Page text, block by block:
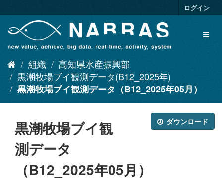
キ
ログイン
組織
高知県水産振興部
黒潮牧場ブイ観測データ(B12_2025年)
黒潮牧場ブイ観測データ（B12_2025年05月）
ダウンロード
黒潮牧場ブイ観
測データ
（B12_2025年05月）